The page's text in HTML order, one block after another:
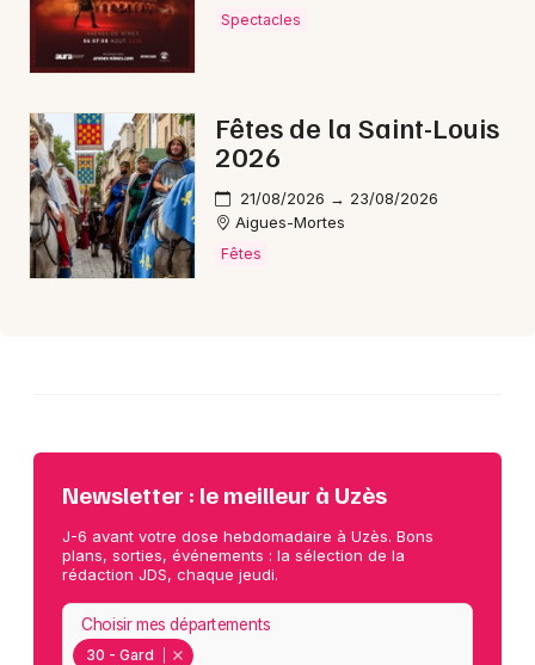
30 - Gard
Choisir mes départements
Mon email
Spectacles
Fêtes de la Saint-Louis
2026
21/08/2026 → 23/08/2026
Aigues-Mortes
Fêtes
Newsletter : le meilleur à Uzès
J-6 avant votre dose hebdomadaire à Uzès. Bons
plans, sorties, événements : la sélection de la
rédaction JDS, chaque jeudi.
30 - Gard
Choisir mes départements